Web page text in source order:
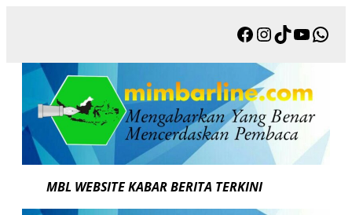
Facebook
Instagram
TikTok
MBL WEBSITE KABAR BERITA TERKINI